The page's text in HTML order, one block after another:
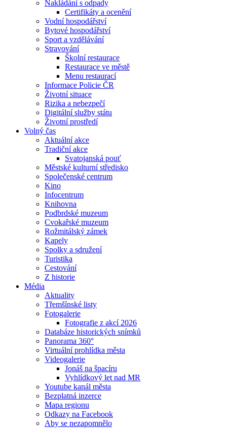
Nakládání s odpady
Certifikáty a ocenění
Vodní hospodářství
Bytové hospodářství
Sport a vzdělávání
Stravování
Školní restaurace
Restaurace ve městě
Menu restaurací
Informace Policie ČR
Životní situace
Rizika a nebezpečí
Digitální služby státu
Životní prostředí
Volný čas
Aktuální akce
Tradiční akce
Svatojanská pouť
Městské kulturní středisko
Společenské centrum
Kino
Infocentrum
Knihovna
Podbrdské muzeum
Cvokařské muzeum
Rožmitálský zámek
Kapely
Spolky a sdružení
Turistika
Cestování
Z historie
Média
Aktuality
Třemšínské listy
Fotogalerie
Fotografie z akcí 2026
Databáze historických snímků
Panorama 360°
Virtuální prohlídka města
Videogalerie
Jonáš na špacíru
Vyhlídkový let nad MR
Youtube kanál města
Bezplatná inzerce
Mapa regionu
Odkazy na Facebook
Aby se nezapomnělo